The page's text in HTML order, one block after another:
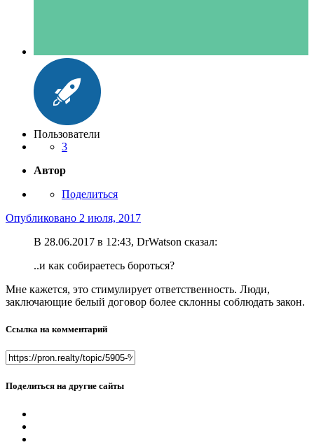
Пользователи
3
Автор
Поделиться
Опубликовано 2 июля, 2017
В 28.06.2017 в 12:43, DrWatson сказал:
..и как собираетесь бороться?
Мне кажется, это стимулирует ответственность. Люди,
заключающие белый договор более склонны соблюдать закон.
Ссылка на комментарий
Поделиться на другие сайты